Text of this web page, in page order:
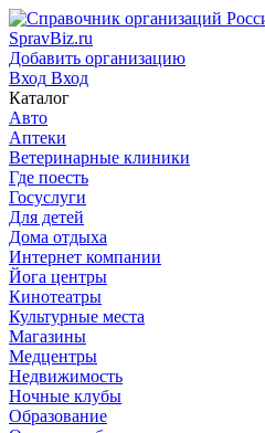
SpravBiz.ru
Добавить организацию
Вход Вход
Каталог
Авто
Аптеки
Ветеринарные клиники
Где поесть
Госуслуги
Для детей
Дома отдыха
Интернет компании
Йога центры
Кинотеатры
Культурные места
Магазины
Медцентры
Недвижимость
Ночные клубы
Образование